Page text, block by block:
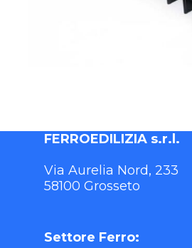
FERROEDILIZIA s.r.l.
Via Aurelia Nord, 233
58100 Grosseto
Settore Ferro: